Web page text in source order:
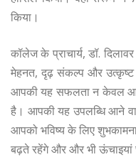
किया।
कॉलेज के प्राचार्य, डॉ.
मेहनत, दृढ़ संकल्प और उत्कृष्ट
आपकी यह सफलता न केवल
है। आपकी यह उपलब्धि आने
आपको भविष्य के लिए
बढ़ते रहेंगे और और भी ऊंचाइयां